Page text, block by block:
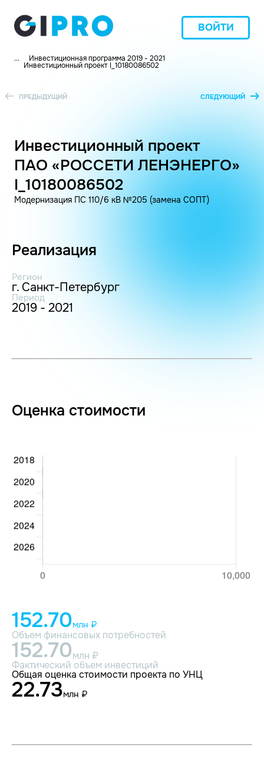
ВОЙТИ
... Инвестиционная программа 2019 - 2021
Инвестиционный проект I_10180086502
ПРЕДЫДУЩИЙ СЛЕДУЮЩИЙ
Инвестиционный проект
ПАО «РОССЕТИ ЛЕНЭНЕРГО»
I_10180086502
Модернизация ПС 110/6 кВ №205 (замена СОПТ)
Реализация
Регион
г. Санкт-Петербург
Период
2019 - 2021
Оценка стоимости
152.70млн ₽
Объем финансовых потребностей
152.70млн ₽
Фактический объем инвестиций
Общая оценка стоимости проекта по УНЦ
22.73млн ₽